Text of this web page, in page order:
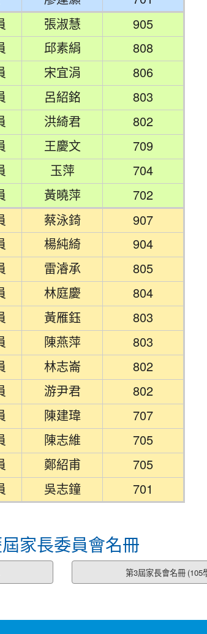
張淑慧
905
邱素絹
808
宋宜涓
806
呂紹銘
803
洪綺君
802
王慶文
709
玉萍
704
黃曉萍
702
蔡泳錡
907
楊純綺
904
雷濬承
805
林庭慶
804
黃雁鈺
803
陳燕萍
803
林志崙
802
游尹君
802
陳建瑋
707
陳志維
705
鄭紹甫
705
吳志鐘 701
屆家長委員會名冊
第3屆家長會名冊 (105